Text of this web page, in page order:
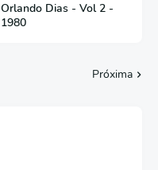
Orlando Dias - Vol 2 -
1980
Próxima